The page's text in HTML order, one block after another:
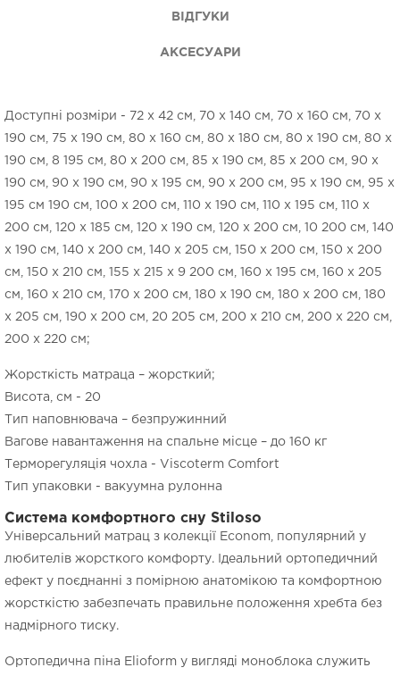
ВІДГУКИ
АКСЕСУАРИ
Доступні розміри - 72 х 42 см, 70 x 140 см, 70 x 160 см, 70 x
190 см, 75 x 190 см, 80 x 160 см, 80 x 180 см, 80 x 190 см, 80 x
190 см, 8 195 см, 80 x 200 см, 85 x 190 см, 85 x 200 см, 90 x
190 см, 90 x 190 см, 90 x 195 см, 90 x 200 см, 95 x 190 см, 95 x
195 см 190 см, 100 x 200 см, 110 x 190 см, 110 x 195 см, 110 x
200 см, 120 x 185 см, 120 x 190 см, 120 x 200 см, 10 200 см, 140
x 190 см, 140 x 200 см, 140 х 205 см, 150 x 200 см, 150 x 200
см, 150 х 210 см, 155 х 215 х 9 200 см, 160 x 195 см, 160 x 205
см, 160 x 210 см, 170 x 200 см, 180 x 190 см, 180 x 200 см, 180
x 205 см, 190 x 200 см, 20 205 см, 200 x 210 см, 200 x 220 см,
200 х 220 см;
Жорсткість матраца – жорсткий;
Висота, см - 20
Тип наповнювача – безпружинний
Вагове навантаження на спальне місце – до 160 кг
Терморегуляція чохла - Viscoterm Comfort
Тип упаковки - вакуумна рулонна
Система комфортного сну Stiloso
Універсальний матрац з колекції Econom, популярний у
любителів жорсткого комфорту. Ідеальний ортопедичний
ефект у поєднанні з помірною анатомікою та комфортною
жорсткістю забезпечать правильне положення хребта без
надмірного тиску.
Ортопедична піна Elioform у вигляді моноблока служить